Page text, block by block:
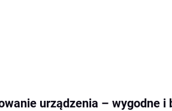
urządzenia – wygodne i